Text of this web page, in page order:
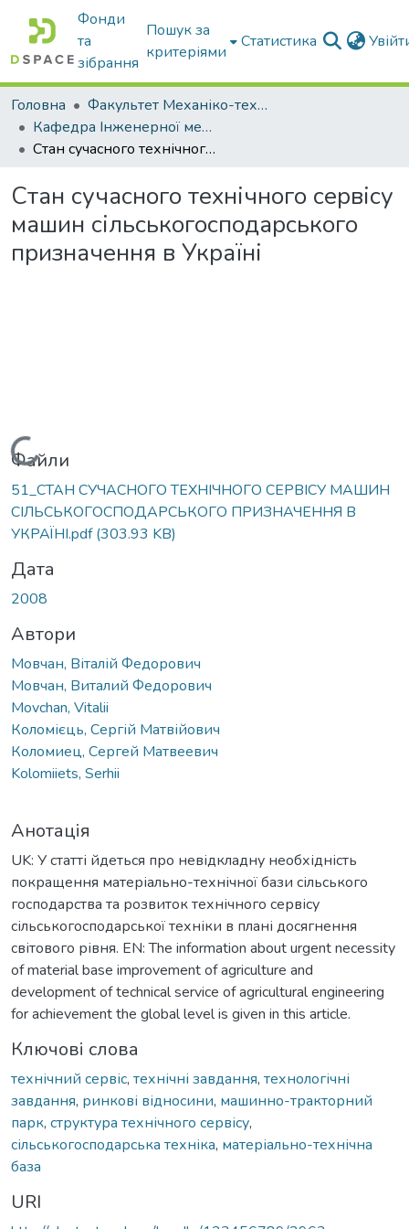
Фонди
та
зібрання
Пошук за
критеріями
Статистика
Головна
Факультет Механіко-технологічний
Кафедра Інженерної механіки та комп'ютерного проектування
Стан сучасного технічного сервісу машин сільськогосподарського призначення в Україні
Стан сучасного технічного сервісу
машин сільськогосподарського
призначення в Україні
Вантажиться...
Файли
51_СТАН СУЧАСНОГО ТЕХНІЧНОГО СЕРВІСУ МАШИН
СІЛЬСЬКОГОСПОДАРСЬКОГО ПРИЗНАЧЕННЯ В
УКРАЇНІ.pdf(303.93 KB)
Дата
2008
Автори
Мовчан, Віталій Федорович
Мовчан, Виталий Федорович
Movchan, Vitalii
Коломієць, Сергій Матвійович
Коломиец, Сергей Матвеевич
Kolomiiets, Serhii
Анотація
UK: У статті йдеться про невідкладну необхідність
покращення матеріально-технічної бази сільського
господарства та розвиток технічного сервісу
сільськогосподарської техніки в плані досягнення
світового рівня. EN: The information about urgent necessity
of material base improvement of agriculture and
development of technical service of agricultural engineering
for achievement the global level is given in this article.
Ключові слова
технічний сервіс, технічні завдання, технологічні
завдання, ринкові відносини, машинно-тракторний
парк, структура технічного сервісу,
сільськогосподарська техніка, матеріально-технічна
база
URI